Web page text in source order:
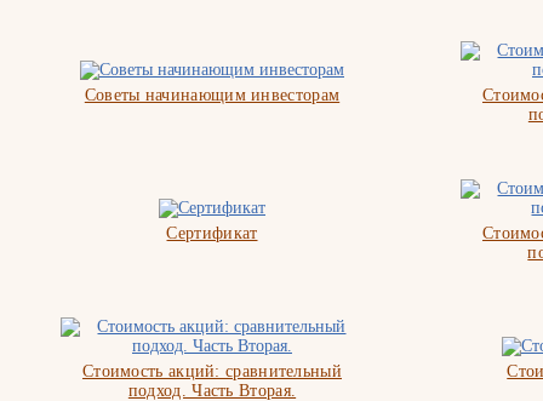
Советы начинающим инвесторам
Сертификат
Стоимость акций: сравнительный
подход. Часть Вторая.